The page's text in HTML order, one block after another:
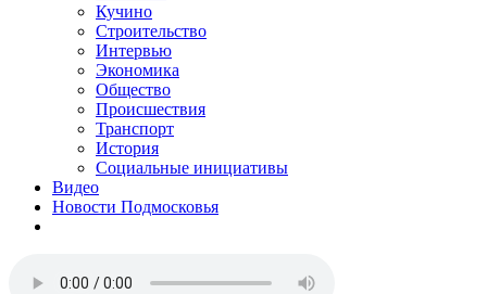
Кучино
Строительство
Интервью
Экономика
Общество
Происшествия
Транспорт
История
Социальные инициативы
Видео
Новости Подмосковья